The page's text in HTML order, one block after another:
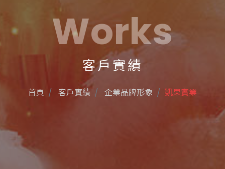
Works
客戶實績
首頁 客戶實績 企業品牌形象 凱果實業